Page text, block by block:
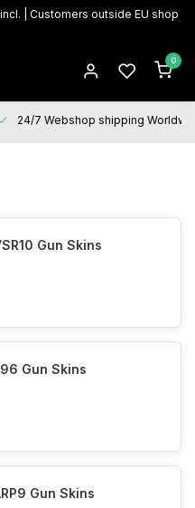
| Customers outside EU shop
0
24/7 Webshop shipping
Gun Skins
Gun Skins
Gun Skins